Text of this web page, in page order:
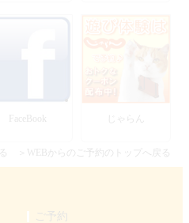
FaceBook じゃらん
＞WEBからのご予約のトップへ戻る
ご予約